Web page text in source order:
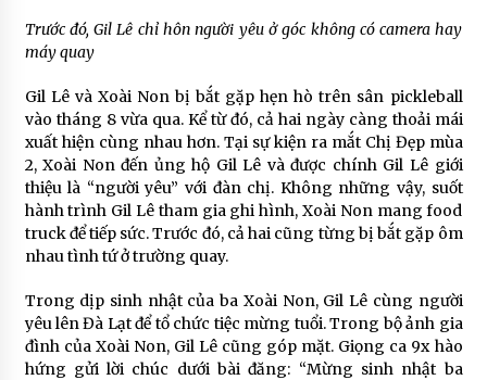
Trước đó, Gil Lê chỉ hôn người yêu ở góc không có camera hay
máy quay
Gil Lê và Xoài Non bị bắt gặp hẹn hò trên sân pickleball
vào tháng 8 vừa qua. Kể từ đó, cả hai ngày càng thoải mái
xuất hiện cùng nhau hơn. Tại sự kiện ra mắt Chị Đẹp mùa
2, Xoài Non đến ủng hộ Gil Lê và được chính Gil Lê giới
thiệu là “người yêu” với đàn chị. Không những vậy, suốt
hành trình Gil Lê tham gia ghi hình, Xoài Non mang food
truck để tiếp sức. Trước đó, cả hai cũng từng bị bắt gặp ôm
nhau tình tứ ở trường quay.
Trong dịp sinh nhật của ba Xoài Non, Gil Lê cùng người
yêu lên Đà Lạt để tổ chức tiệc mừng tuổi. Trong bộ ảnh gia
đình của Xoài Non, Gil Lê cũng góp mặt. Giọng ca 9x hào
hứng gửi lời chúc dưới bài đăng: “Mừng sinh nhật ba